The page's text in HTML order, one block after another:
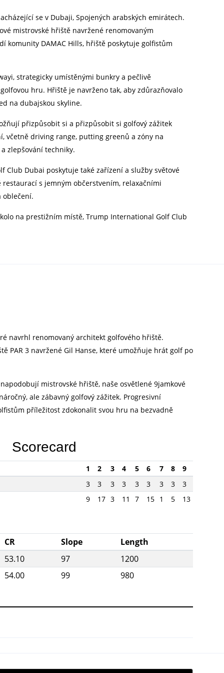
se v Dubaji, Spojených arabských emirátech.
mistrovské hřiště navržené renomovaným
komunity DAMAC Hills, hřiště poskytuje golfistům
strategicky umístěnými bunkry a pečlivě
hru. Hřiště je navrženo tak, aby zdůrazňovalo
na dubajskou skyline.
přizpůsobit si a přizpůsobit si golfový zážitek
včetně driving range, putting greenů a zóny na
zlepšování techniky.
Dubai poskytuje také zařízení a služby světové
s jemným občerstvením, relaxačními
oblečení.
na prestižním místě, Trump International Golf Club
navrhl renomovaný architekt golfového hřiště.
PAR 3 navržené Gil Hanse, které umožňuje hrát golf po
mistrovské hřiště, naše osvětlené 9jamkové
ale zábavný golfový zážitek. Progresivní
příležitost zdokonalit svou hru na bezvadně
Scorecard
1 2 3 4 5 6 7 8
9
3
3 3 3 3 3 3 3
3
9
17 3 11 7 15 1 5 13
CR Slope
Length
53.10
97
1200
54.00
99 980